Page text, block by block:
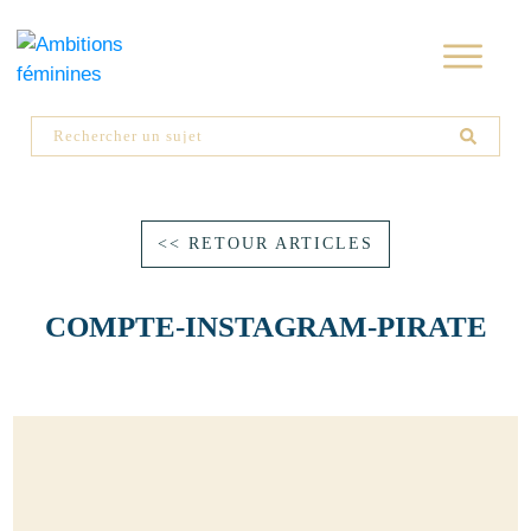
<< RETOUR ARTICLES
COMPTE-INSTAGRAM-PIRATE